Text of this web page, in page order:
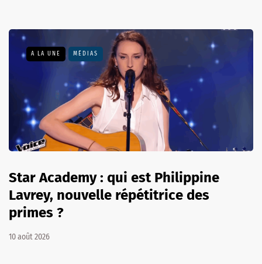
A LA UNE MÉDIAS
Star Academy : qui est Philippine
Lavrey, nouvelle répétitrice des
primes ?
10 août 2026